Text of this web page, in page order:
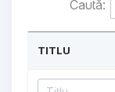
Caută:
TITLU